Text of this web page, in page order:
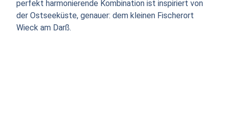
perfekt harmonierende Kombination ist inspiriert von
der Ostseeküste, genauer: dem kleinen Fischerort
Wieck am Darß.